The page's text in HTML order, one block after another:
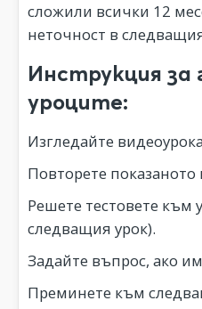
сложили всички 12
неточност в
Инструкция за
уроците:
Изгледайте
Повторете показаното
Решете тестовете към
следващия урок).
Задайте въпрос, ако
Преминете към